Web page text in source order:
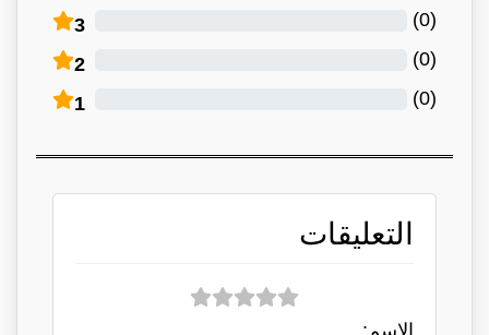
3 (
0
)
2 (
0
)
1 (
0
)
التعليقات